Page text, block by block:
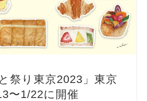
祭り東京2023」東京
〜1/22に開催